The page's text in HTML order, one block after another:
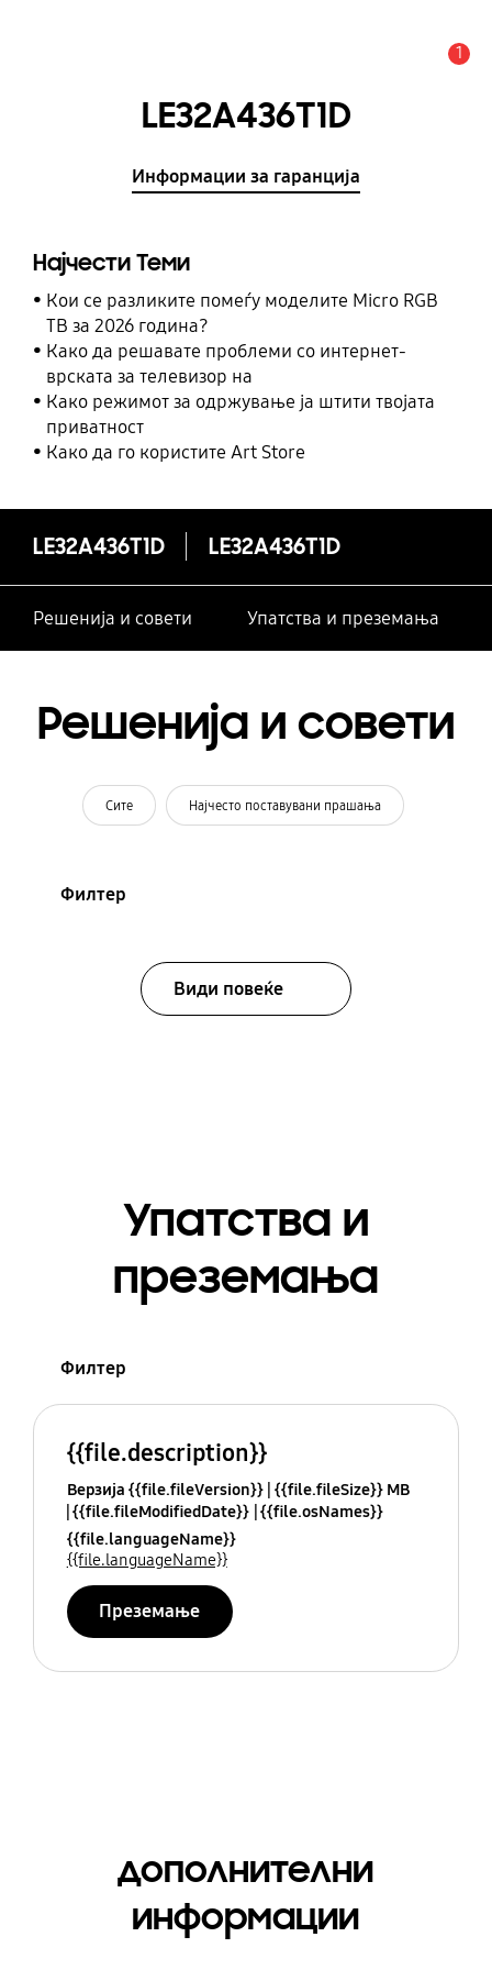
1
LE32A436T1D
Информации за гаранција
Најчести Теми
Кои се разликите помеѓу моделите Micro RGB
ТВ за 2026 година?
Како да решавате проблеми со интернет-
врската за телевизор на
Како режимот за одржување ја штити твојата
приватност
Како да го користите Art Store
LE32A436T1D LE32A436T1D
Решенија и совети Упатства и преземања
Решенија и совети
Сите Најчесто поставувани прашања
Филтер
Види повеќе
Упатства и
преземања
Филтер
{{file.description}}
Верзија {{file.fileVersion}} {{file.fileSize}} MB
{{file.fileModifiedDate}} {{file.osNames}}
{{file.languageName}}
{{file.languageName}}
Преземање
дополнителни
информации